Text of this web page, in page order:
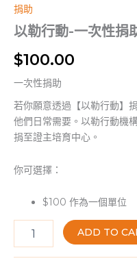
捐助
以勒行動-一次性捐
$100.00
一次性捐助
若你願意透過【以勒行動】
他們日常需要。以勒行動機
捐至證主培育中心。
你可選擇：
$100 作為一個單位
ADD TO